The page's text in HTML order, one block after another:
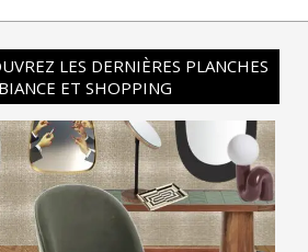
LES DERNIÈRES PLANCHES
ET SHOPPING